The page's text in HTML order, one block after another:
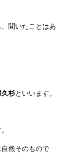
聞いたことはあ
久杉といいます。
然そのもので